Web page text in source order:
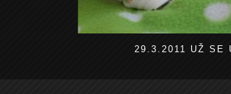
29.3.2011 UŽ SE